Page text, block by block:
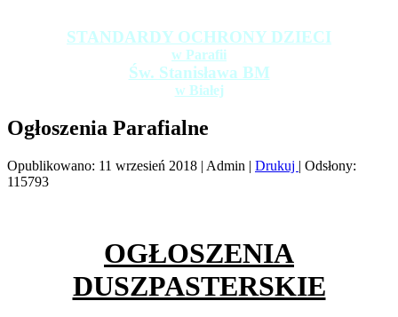
STANDARDY OCHRONY DZIECI
w Parafii
Św. Stanisława BM
w Białej
Ogłoszenia Parafialne
Opublikowano: 11 wrzesień 2018 | Admin | Drukuj | Odsłony:
115793
OGŁOSZENIA
DUSZPASTERSKIE